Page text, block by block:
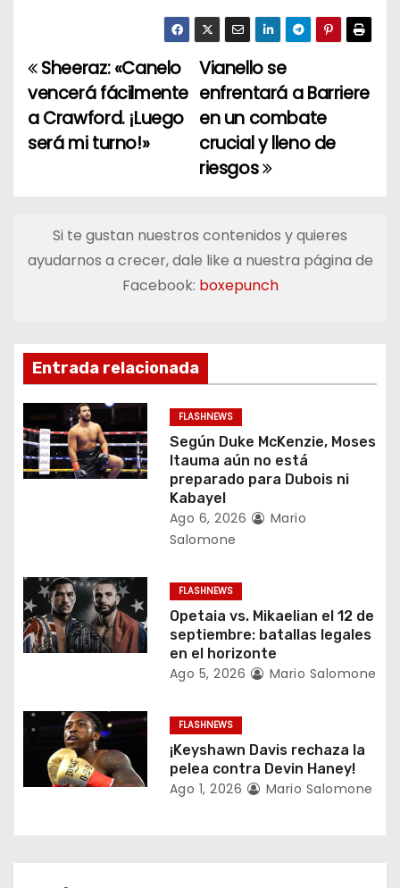
N
a
v
a
ó
n
d
e
t
r
d
s
Vianello se
enfrentará a Barriere
en un combate
crucial y lleno de
riesgos
Sheeraz: «Canelo
vencerá fácilmente
a Crawford. ¡Luego
será mi turno!»
Si te gustan nuestros contenidos y quieres
ayudarnos a crecer, dale like a nuestra página de
Facebook: boxepunch
Entrada relacionada
FLASHNEWS
Según Duke McKenzie, Moses
Itauma aún no está
preparado para Dubois ni
Kabayel
Ago 6, 2026
Mario
Salomone
FLASHNEWS
Opetaia vs. Mikaelian el 12 de
septiembre: batallas legales
en el horizonte
Ago 5, 2026 Mario Salomone
FLASHNEWS
¡Keyshawn Davis rechaza la
pelea contra Devin Haney!
Ago 1, 2026 Mario Salomone